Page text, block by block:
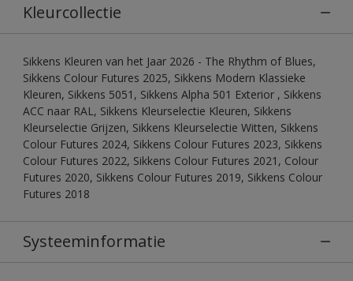
Kleurcollectie
Sikkens Kleuren van het Jaar 2026 - The Rhythm of Blues,
Sikkens Colour Futures 2025, Sikkens Modern Klassieke
Kleuren, Sikkens 5051, Sikkens Alpha 501 Exterior , Sikkens
ACC naar RAL, Sikkens Kleurselectie Kleuren, Sikkens
Kleurselectie Grijzen, Sikkens Kleurselectie Witten, Sikkens
Colour Futures 2024, Sikkens Colour Futures 2023, Sikkens
Colour Futures 2022, Sikkens Colour Futures 2021, Colour
Futures 2020, Sikkens Colour Futures 2019, Sikkens Colour
Futures 2018
Systeeminformatie